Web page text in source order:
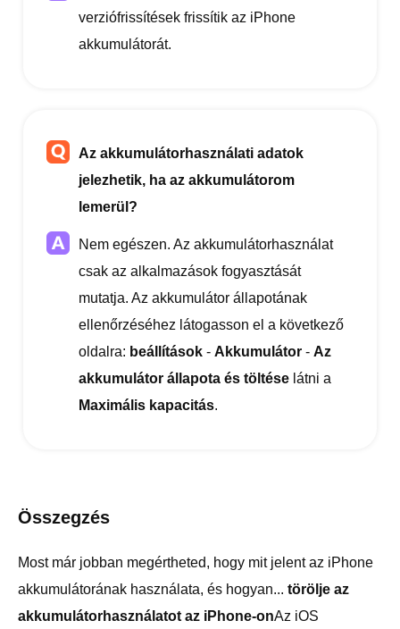
verziófrissítések frissítik az iPhone
akkumulátorát.
Az akkumulátorhasználati adatok
jelezhetik, ha az akkumulátorom
lemerül?
Nem egészen. Az akkumulátorhasználat
csak az alkalmazások fogyasztását
mutatja. Az akkumulátor állapotának
ellenőrzéséhez látogasson el a következő
oldalra: beállítások - Akkumulátor - Az
akkumulátor állapota és töltése látni a
Maximális kapacitás.
Összegzés
Most már jobban megértheted, hogy mit jelent az iPhone
akkumulátorának használata, és hogyan... törölje az
akkumulátorhasználatot az iPhone-onAz iOS